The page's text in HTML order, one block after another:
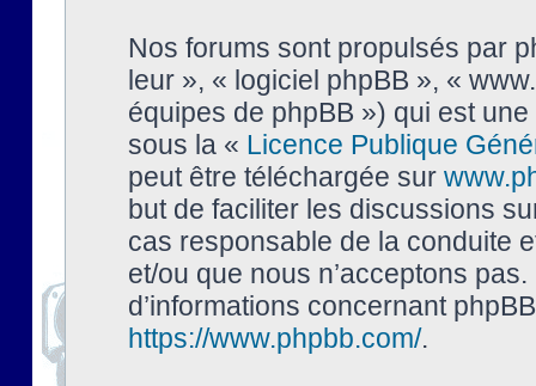
Nos forums sont propulsés par
leur », « logiciel phpBB », «
équipes de phpBB ») qui est
sous la « Licence Publique
peut être téléchargée sur
but de faciliter les discussions
cas responsable de la conduite
et/ou que nous n’acceptons
d’informations concernant
https://www.phpbb.com/.